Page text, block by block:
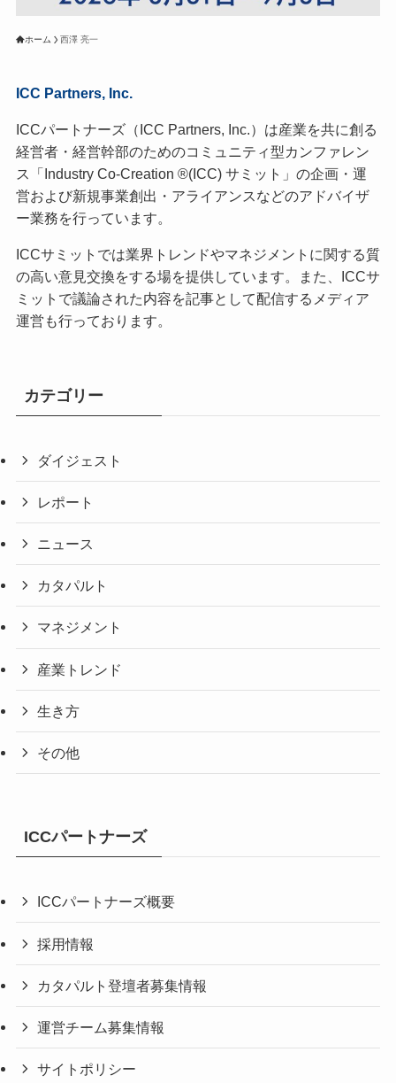
ホーム 西澤 亮一
ICC Partners, Inc.
ICCパートナーズ（ICC Partners, Inc.）は産業を共に創る
経営者・経営幹部のためのコミュニティ型カンファレン
ス「Industry Co-Creation ®(ICC) サミット」の企画・運
営および新規事業創出・アライアンスなどのアドバイザ
ー業務を行っています。
ICCサミットでは業界トレンドやマネジメントに関する質
の高い意見交換をする場を提供しています。また、ICCサ
ミットで議論された内容を記事として配信するメディア
運営も行っております。
カテゴリー
ダイジェスト
レポート
ニュース
カタパルト
マネジメント
産業トレンド
生き方
その他
ICCパートナーズ
ICCパートナーズ概要
採用情報
カタパルト登壇者募集情報
運営チーム募集情報
サイトポリシー